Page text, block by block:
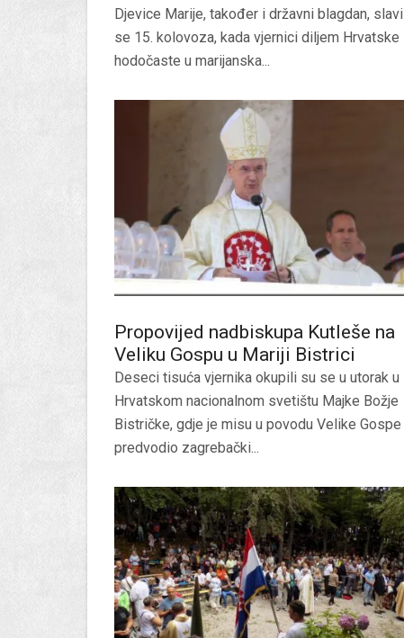
Djevice Marije, također i državni blagdan, slavi
se 15. kolovoza, kada vjernici diljem Hrvatske
hodočaste u marijanska...
Propovijed nadbiskupa Kutleše na
Veliku Gospu u Mariji Bistrici
Deseci tisuća vjernika okupili su se u utorak u
Hrvatskom nacionalnom svetištu Majke Božje
Bistričke, gdje je misu u povodu Velike Gospe
predvodio zagrebački...